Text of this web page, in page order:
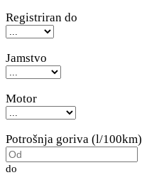
Registriran do
Jamstvo
Motor
Potrošnja goriva (l/100km)
do